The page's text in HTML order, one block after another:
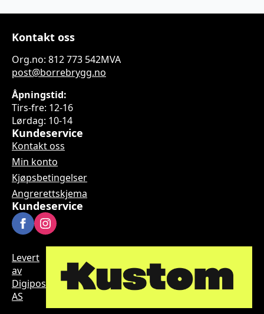
Kontakt oss
Org.no: 812 773 542MVA
post@borrebrygg.no
Åpningstid:
Tirs-fre: 12-16
Lørdag: 10-14
Kundeservice
Kontakt oss
Min konto
Kjøpsbetingelser
Angrerettskjema
Kundeservice
Levert
av
Digipos
AS